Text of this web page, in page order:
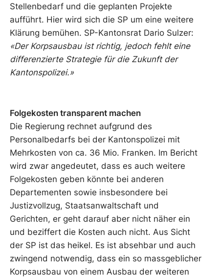
Stellenbedarf und die geplanten Projekte
aufführt. Hier wird sich die SP um eine weitere
Klärung bemühen. SP-Kantonsrat Dario Sulzer:
«Der Korpsausbau ist richtig, jedoch fehlt eine
differenzierte Strategie für die Zukunft der
Kantonspolizei.»
Folgekosten transparent machen
Die Regierung rechnet aufgrund des
Personalbedarfs bei der Kantonspolizei mit
Mehrkosten von ca. 36 Mio. Franken. Im Bericht
wird zwar angedeutet, dass es auch weitere
Folgekosten geben könnte bei anderen
Departementen sowie insbesondere bei
Justizvollzug, Staatsanwaltschaft und
Gerichten, er geht darauf aber nicht näher ein
und beziffert die Kosten auch nicht. Aus Sicht
der SP ist das heikel. Es ist absehbar und auch
zwingend notwendig, dass ein so massgeblicher
Korpsausbau von einem Ausbau der weiteren